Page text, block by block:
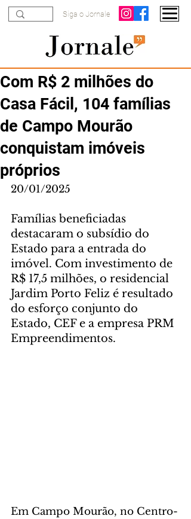
Siga o Jornale
Com R$ 2 milhões do
Casa Fácil, 104 famílias
de Campo Mourão
conquistam imóveis
próprios
20/01/2025
Famílias beneficiadas
destacaram o subsídio do
Estado para a entrada do
imóvel. Com investimento de
R$ 17,5 milhões, o residencial
Jardim Porto Feliz é resultado
do esforço conjunto do
Estado, CEF e a empresa PRM
Empreendimentos.
Em Campo Mourão, no Centro-